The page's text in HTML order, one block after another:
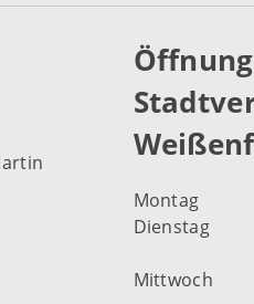
Montag
Dienstag
Mittwoch